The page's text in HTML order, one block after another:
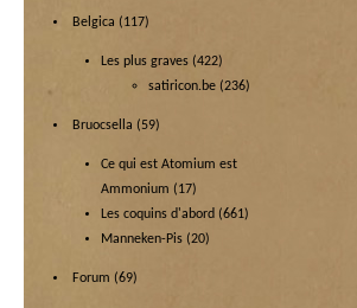
Belgica (117)
Les plus graves (422)
satiricon.be (236)
Bruocsella (59)
Ce qui est Atomium est
Ammonium (17)
Les coquins d'abord (661)
Manneken-Pis (20)
Forum (69)